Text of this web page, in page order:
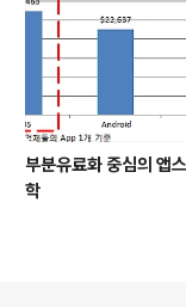
부분유료화 중심의 앱
학